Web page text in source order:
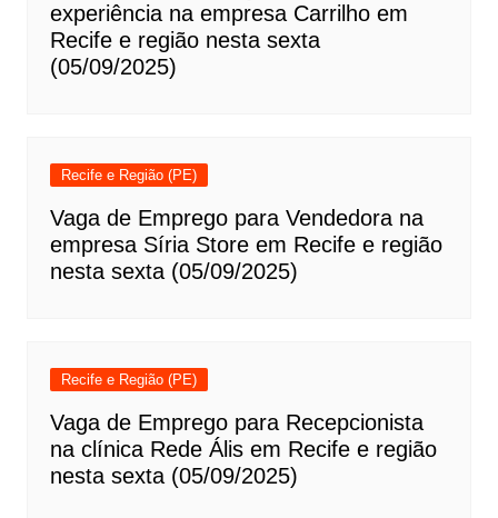
experiência na empresa Carrilho em
Recife e região nesta sexta
(05/09/2025)
Recife e Região (PE)
Vaga de Emprego para Vendedora na
empresa Síria Store em Recife e região
nesta sexta (05/09/2025)
Recife e Região (PE)
Vaga de Emprego para Recepcionista
na clínica Rede Ális em Recife e região
nesta sexta (05/09/2025)